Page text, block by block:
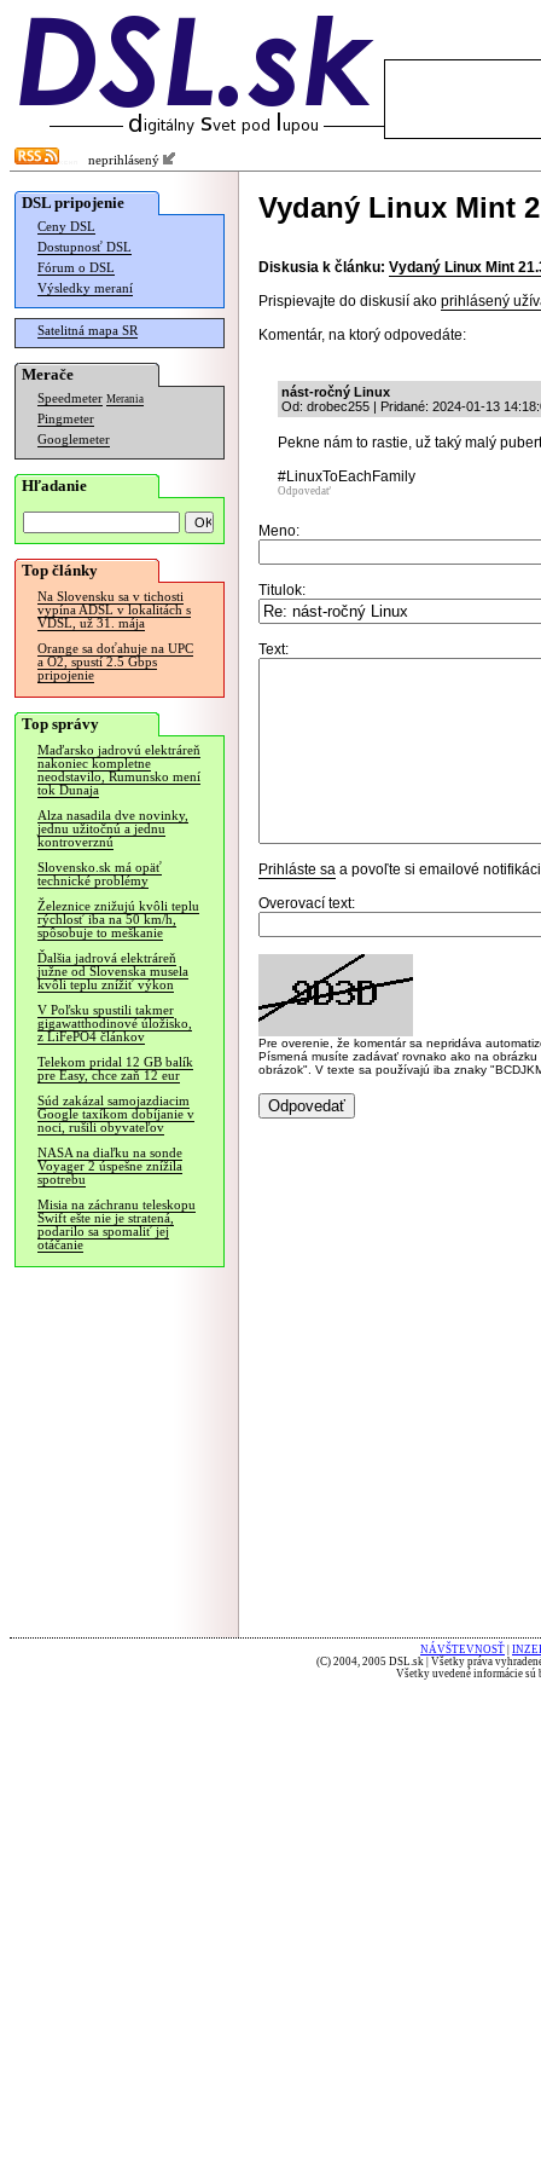
neprihlásený
DSL pripojenie
Ceny DSL
Dostupnosť DSL
Fórum o DSL
Výsledky meraní
Satelitná mapa SR
Merače
Speedmeter Merania
Pingmeter
Googlemeter
Hľadanie
Top články
Na Slovensku sa v tichosti
vypína ADSL v lokalitách s
VDSL, už 31. mája
Orange sa doťahuje na UPC
a O2, spustí 2.5 Gbps
pripojenie
Top správy
Maďarsko jadrovú elektráreň
nakoniec kompletne
neodstavilo, Rumunsko mení
tok Dunaja
Alza nasadila dve novinky,
jednu užitočnú a jednu
kontroverznú
Slovensko.sk má opäť
technické problémy
Železnice znižujú kvôli teplu
rýchlosť iba na 50 km/h,
spôsobuje to meškanie
Ďalšia jadrová elektráreň
južne od Slovenska musela
kvôli teplu znížiť výkon
V Poľsku spustili takmer
gigawatthodinové úložisko,
z LiFePO4 článkov
Telekom pridal 12 GB balík
pre Easy, chce zaň 12 eur
Súd zakázal samojazdiacim
Google taxíkom dobíjanie v
noci, rušili obyvateľov
NASA na diaľku na sonde
Voyager 2 úspešne znížila
spotrebu
Misia na záchranu teleskopu
Swift ešte nie je stratená,
podarilo sa spomaliť jej
otáčanie
Vydaný Linux Mint
Diskusia k článku: Vydaný Linux Mint
Prispievajte do diskusií ako prihlásený
Komentár, na ktorý odpovedáte:
nást-ročný Linux
Od: drobec255 | Pridané: 2024-01-13
Pekne nám to rastie, už taký malý
#LinuxToEachFamily
Odpovedať
Meno:
Titulok:
Text:
Prihláste sa a povoľte si emailové
Overovací text:
Pre overenie, že komentár sa nepridáva
Písmená musíte zadávať rovnako ako na
obrázok". V texte sa používajú iba znaky
NÁVŠTEVNOSŤ
(C) 2004, 2005 DSL.sk | Všetky práva
Všetky uvedené informácie sú